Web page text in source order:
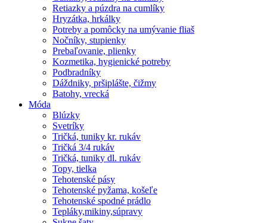
Retiazky a púzdra na cumlíky
Hryzátka, hrkálky
Potreby a pomôcky na umývanie fliaš
Nočníky, stupienky
Prebaľovanie, plienky
Kozmetika, hygienické potreby
Podbradníky
Dáždniky, pršiplášte, čižmy
Batohy, vrecká
Móda
Blúzky
Svetríky
Tričká, tuniky kr. rukáv
Tričká 3/4 rukáv
Tričká, tuniky dl. rukáv
Topy, tielka
Tehotenské pásy
Tehotenské pyžama, košeľe
Tehotenské spodné prádlo
Tepláky,mikiny,súpravy